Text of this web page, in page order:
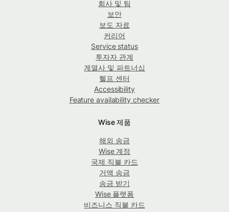
회사 및 팀
보안
보도 자료
커리어
Service status
투자자 관계
계열사 및 파트너십
헬프 센터
Accessibility
Feature availability checker
Wise 제품
해외 송금
Wise 계정
국제 직불 카드
거액 송금
송금 받기
Wise 플랫폼
비즈니스 직불 카드